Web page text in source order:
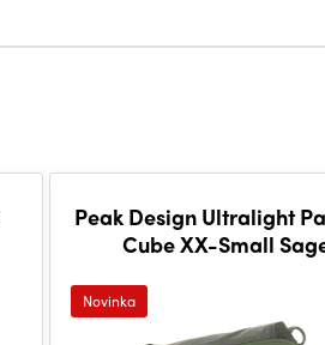
Peak Design Ultralight
Cube XX-Small
Novinka